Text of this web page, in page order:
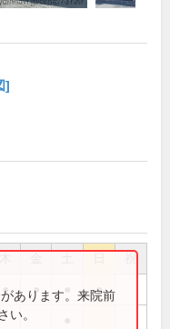
]
祝
● ● ●
あります。来院前
い。